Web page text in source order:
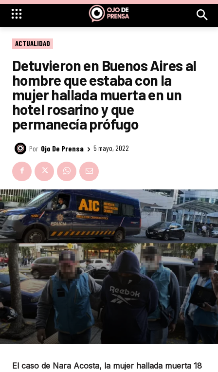
ACTUALIDAD
Detuvieron en Buenos Aires al
hombre que estaba con la
mujer hallada muerta en un
hotel rosarino y que
permanecía prófugo
Por Ojo De Prensa 5 mayo, 2022
El caso de Nara Acosta, la mujer hallada muerta 18